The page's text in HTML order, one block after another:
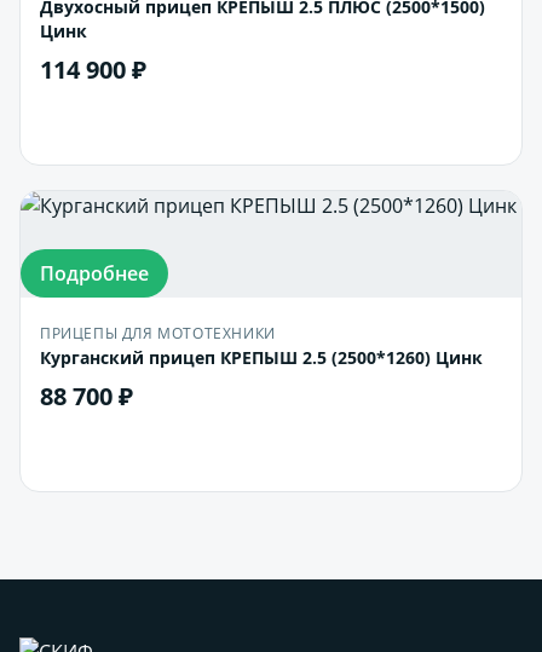
Двухосный прицеп КРЕПЫШ 2.5 ПЛЮС (2500*1500)
Цинк
114 900 ₽
Подробнее
ПРИЦЕПЫ ДЛЯ МОТОТЕХНИКИ
Курганский прицеп КРЕПЫШ 2.5 (2500*1260) Цинк
88 700 ₽